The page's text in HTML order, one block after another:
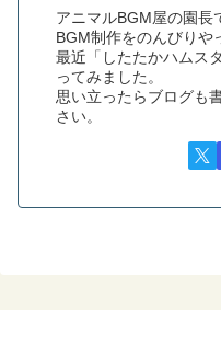
アニマルBGM屋の園長
BGM制作をのんびりや
最近「したたかハムス
ってみました。
思い立ったらブログも
さい。